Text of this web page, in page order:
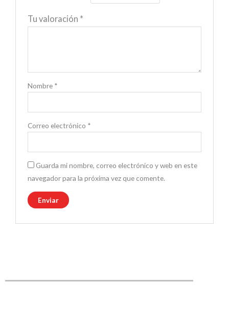
Tu valoración *
Nombre *
Correo electrónico *
Guarda mi nombre, correo electrónico y web en este
navegador para la próxima vez que comente.